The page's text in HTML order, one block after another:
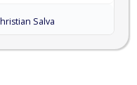
Salva